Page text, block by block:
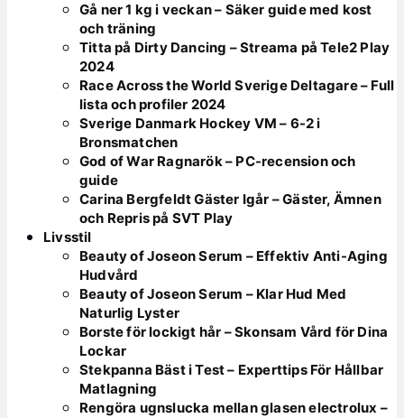
Gå ner 1 kg i veckan – Säker guide med kost
och träning
Titta på Dirty Dancing – Streama på Tele2 Play
2024
Race Across the World Sverige Deltagare – Full
lista och profiler 2024
Sverige Danmark Hockey VM – 6-2 i
Bronsmatchen
God of War Ragnarök – PC-recension och
guide
Carina Bergfeldt Gäster Igår – Gäster, Ämnen
och Repris på SVT Play
Livsstil
Beauty of Joseon Serum – Effektiv Anti-Aging
Hudvård
Beauty of Joseon Serum – Klar Hud Med
Naturlig Lyster
Borste för lockigt hår – Skonsam Vård för Dina
Lockar
Stekpanna Bäst i Test – Experttips För Hållbar
Matlagning
Rengöra ugnslucka mellan glasen electrolux –